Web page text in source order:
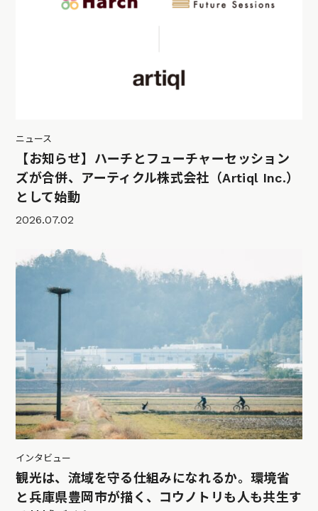
ニュース
【お知らせ】ハーチとフューチャーセッション
ズが合併、アーティクル株式会社（Artiql Inc.）
として始動
2026.07.02
インタビュー
観光は、流域を守る仕組みになれるか。環境省
と兵庫県豊岡市が描く、コウノトリも人も共生す